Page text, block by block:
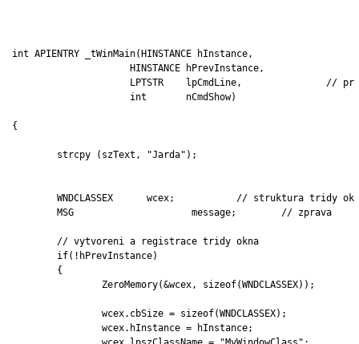
int APIENTRY _tWinMain(HINSTANCE hInstance,
                     HINSTANCE hPrevInstance,
                     LPTSTR    lpCmdLine,		// prikazovy radek
                     int       nCmdShow)
{